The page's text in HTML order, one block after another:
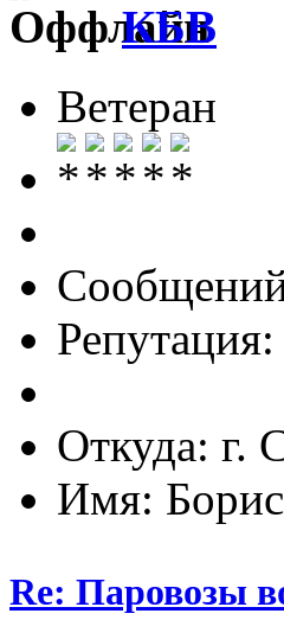
КБВ
Ветеран
Откуда: г.
Имя: Борис
Re: Паровозы